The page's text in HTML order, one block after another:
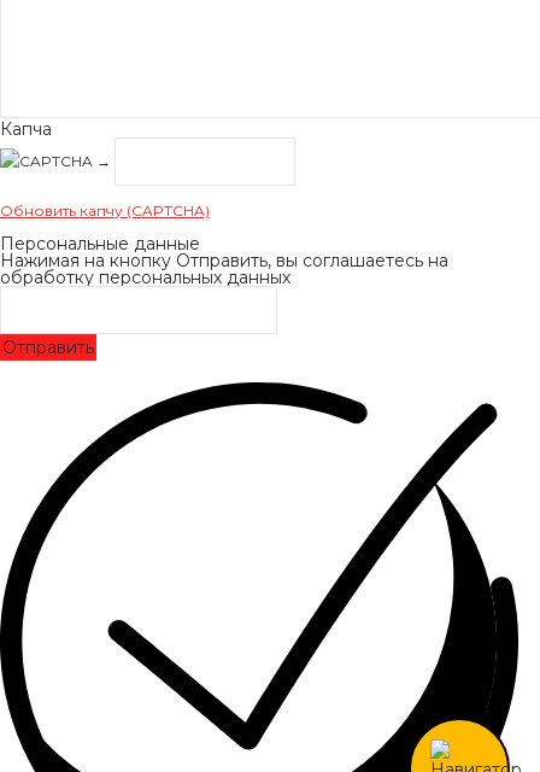
Капча
→
Обновить капчу (CAPTCHA)
Персональные данные
Нажимая на кнопку Отправить, вы соглашаетесь на
обработку персональных данных
Отправить